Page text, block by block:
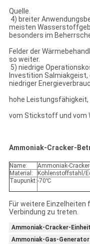
Quelle.
4) breiter
meisten
besonders im
Felder der
so weiter.
5) niedrige
Investition Salmiakgeist,
niedriger
hohe
vom Stickstoff und vom
Ammoniak-Cracker-
Name: Ammoniak-
Material:
Kohlenstoffstahl/
Taupunkt:-70℃
Für weitere Einzelheiten
Verbindung zu treten.
Ammoniak-Cracker-Einheit
Ammoniak-Gas-Generator